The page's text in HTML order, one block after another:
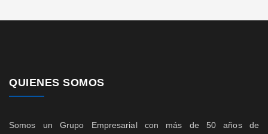
QUIENES SOMOS
Somos un Grupo Empresarial con más de 50 años de